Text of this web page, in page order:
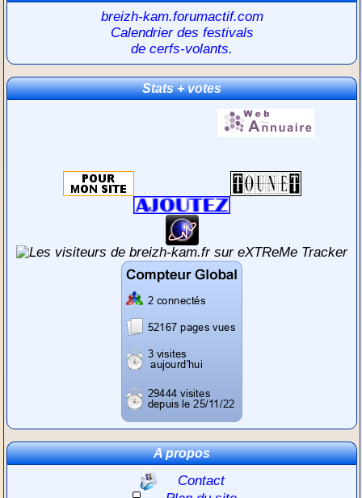
breizh-kam.forumactif.com
Calendrier des festivals
de cerfs-volants.
Stats + votes
A propos
Contact